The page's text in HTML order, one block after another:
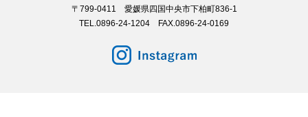
〒799-0411 愛媛県四国中央市下柏町836-1
TEL.0896-24-1204 FAX.0896-24-0169